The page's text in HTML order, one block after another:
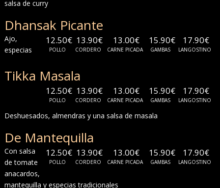
salsa de curry
Dhansak Picante
12.50€
POLLO
13.90€
CORDERO
13.00€
CARNE PICADA
15.90€
GAMBAS
17.90€
LANGOSTINO
Ajo,
especias
Tikka Masala
12.50€
POLLO
13.90€
CORDERO
13.00€
CARNE PICADA
15.90€
GAMBAS
17.90€
LANGOSTINO
Deshuesados, almendras y una salsa de masala
De Mantequilla
12.50€
POLLO
13.90€
CORDERO
13.00€
CARNE PICADA
15.90€
GAMBAS
17.90€
LANGOSTINO
Con salsa
de tomate
anacardos,
mantequilla y especias tradicionales